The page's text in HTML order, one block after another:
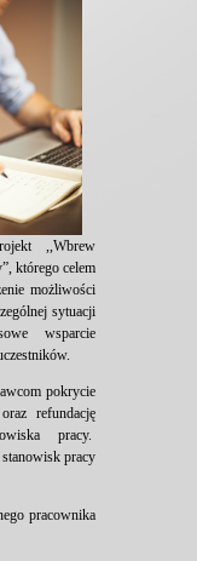
,,Wbrew
którego celem
możliwości
sytuacji
wsparcie
pokrycie
refundację
pracy.
stanowisk pracy
pracownika